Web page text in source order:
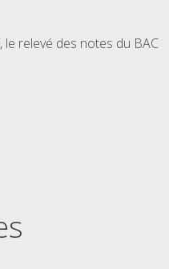
relevé des notes du BAC